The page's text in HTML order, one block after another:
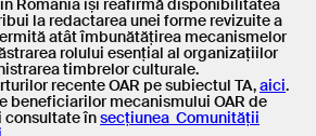
România își reafirmă disponibilitatea
la redactarea unei forme revizuite a
atât îmbunătățirea mecanismelor
rolului esențial al organizațiilor
timbrelor culturale.
recente OAR pe subiectul TA,aici.
beneficiarilor mecanismului OAR de
consultate însecțiunea Comunității